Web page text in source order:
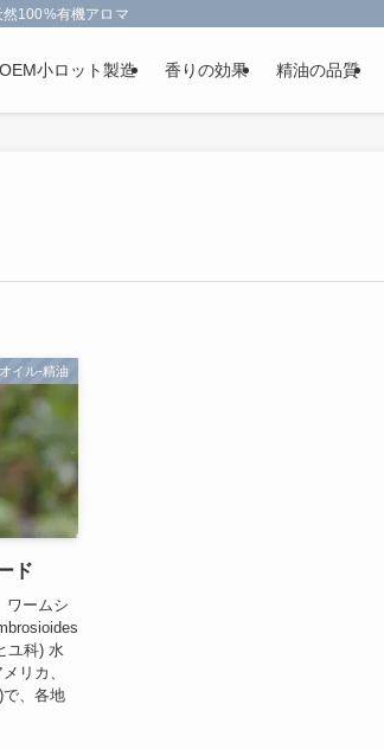
100%有機アロマオイルを使用-フランス政府認定
小ロット製造 香りの効果 精油の品質
イル-精油
ド
ワームシ
ユ科) 水
リカ、
、各地